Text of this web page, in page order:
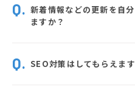
新着情報などの更新を自
ますか？
SEO対策はしてもらえま